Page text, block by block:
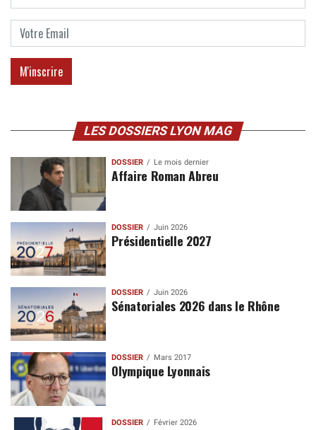
LES DOSSIERS LYON MAG
DOSSIER Le mois dernier
Affaire Roman Abreu
DOSSIER Juin 2026
Présidentielle 2027
DOSSIER Juin 2026
Sénatoriales 2026 dans le Rhône
DOSSIER Mars 2017
Olympique Lyonnais
DOSSIER Février 2026